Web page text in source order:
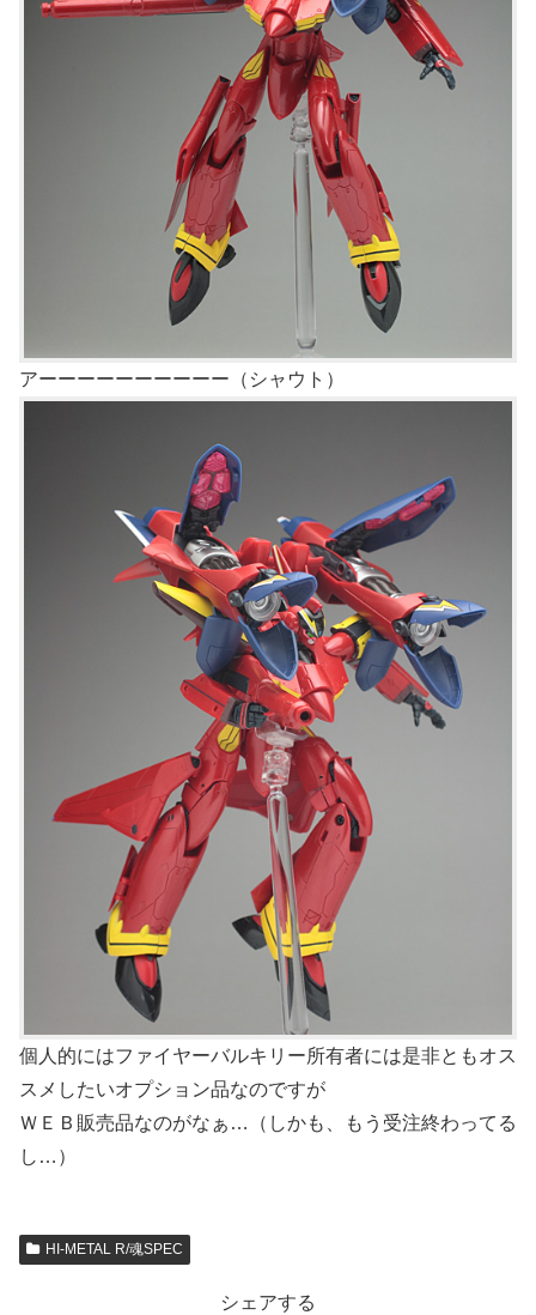
アーーーーーーーーーー（シャウト）
個人的にはファイヤーバルキリー所有者には是非ともオス
スメしたいオプション品なのですが
ＷＥＢ販売品なのがなぁ…（しかも、もう受注終わってる
し…）
HI-METAL R/魂SPEC
シェアする